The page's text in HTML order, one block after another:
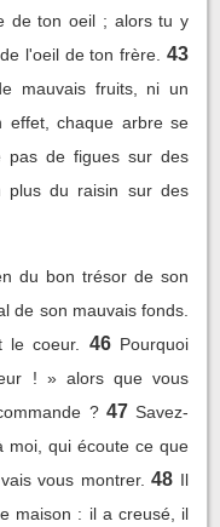
de ton oeil ; alors tu y
l'oeil de ton frère. 43
mauvais fruits, ni un
effet, chaque arbre se
pas de figues sur des
plus du raisin sur des
du bon trésor de son
de son mauvais fonds.
coeur.
46 Pourquoi
! » alors que vous
? 47 Savez-
moi, qui écoute ce que
vous montrer. 48 Il
maison : il a creusé, il